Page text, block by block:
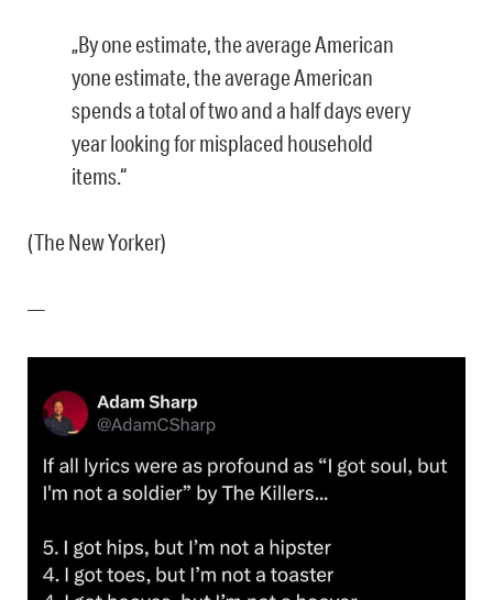
„By one estimate, the average American
yone estimate, the average American
spends a total of two and a half days every
year looking for misplaced household
items.“
(The New Yorker)
—